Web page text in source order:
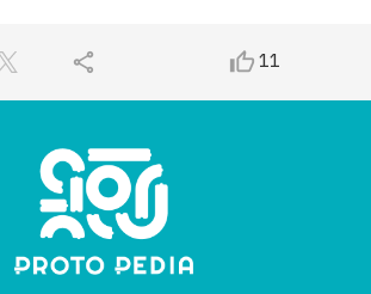
share thumb_up_alt11